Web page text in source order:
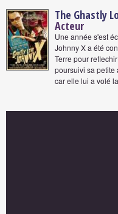
The Ghastly
Acteur
Une année s'est
Johnny X a été
Terre pour
poursuivi sa petite
car elle lui a volé